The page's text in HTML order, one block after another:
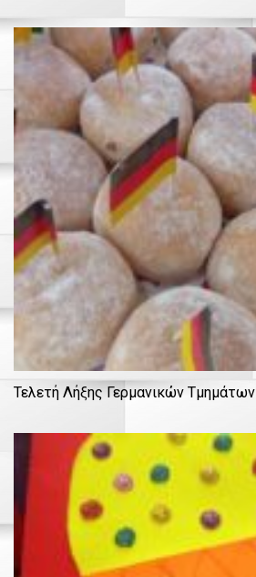
Τελετή Λήξης Γερμανικών Τμημάτων